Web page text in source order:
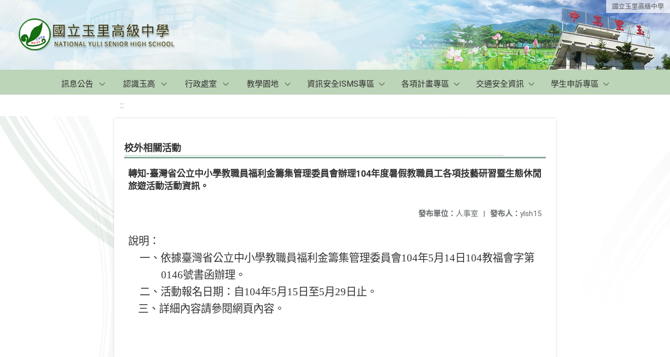
國立玉里高級中學
訊息公告 認識玉高 行政處室 教學園地 資訊安全ISMS專區 各項計畫專區 交通安全資訊 學生申訴專區
:::
校外相關活動
轉知-臺灣省公立中小學教職員福利金籌集管理委員會辦理104年度暑假教職員工各項技藝研習暨生態休閒
旅遊活動活動資訊。
發布人： ylsh15
發布單位： 人事室 |
說明：
一、依據臺灣省公立中小學教職員福利金籌集管理委員會104年5月 14 日 104教福會字第
0146號書函辦理。
二、活動報名日期：自 104年5月 15 日至5月 29 日止。
三、詳細內容請參閱網頁內容。